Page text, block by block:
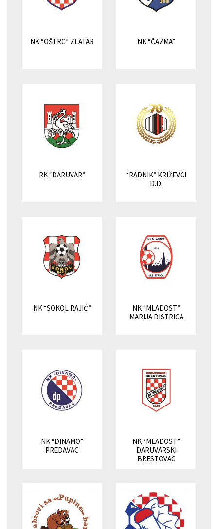
NK “OŠTRC” ZLATAR NK “ČAZMA”
RK “DARUVAR”
“RADNIK” KRIŽEVCI
D.D.
NK “SOKOL RAJIĆ”
NK “MLADOST”
MARIJA BISTRICA
NK “DINAMO”
PREDAVAC
NK “MLADOST”
DARUVARSKI
BRESTOVAC